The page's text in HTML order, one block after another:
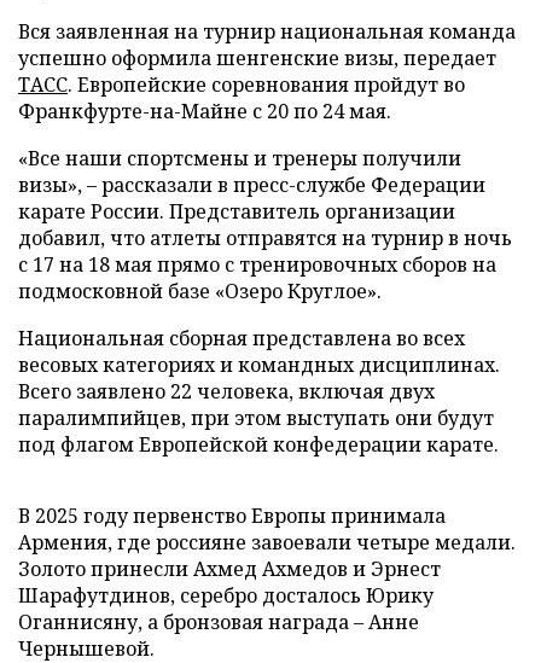
Вся заявленная на турнир национальная команда
успешно оформила шенгенские визы, передает
ТАСС. Европейские соревнования пройдут во
Франкфурте-на-Майне с 20 по 24 мая.
«Все наши спортсмены и тренеры получили
визы», – рассказали в пресс-службе Федерации
карате России. Представитель организации
добавил, что атлеты отправятся на турнир в ночь
с 17 на 18 мая прямо с тренировочных сборов на
подмосковной базе «Озеро Круглое».
Национальная сборная представлена во всех
весовых категориях и командных дисциплинах.
Всего заявлено 22 человека, включая двух
паралимпийцев, при этом выступать они будут
под флагом Европейской конфедерации карате.
В 2025 году первенство Европы принимала
Армения, где россияне завоевали четыре медали.
Золото принесли Ахмед Ахмедов и Эрнест
Шарафутдинов, серебро досталось Юрику
Оганнисяну, а бронзовая награда – Анне
Чернышевой.